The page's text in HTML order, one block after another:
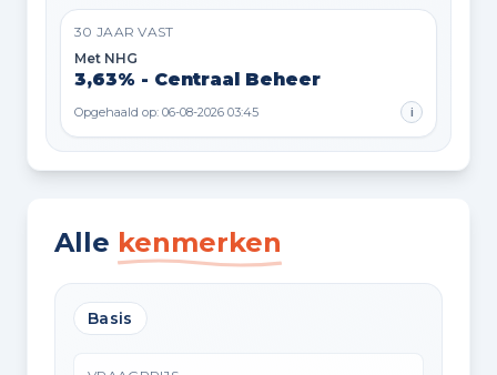
30 JAAR VAST
Met NHG
3,63% - Centraal Beheer
Opgehaald op: 06-08-2026 03:45 i
Alle kenmerken
Basis